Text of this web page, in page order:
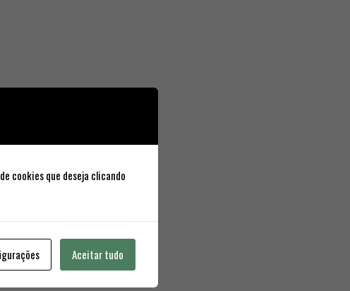
cookies que deseja clicando
Aceitar tudo